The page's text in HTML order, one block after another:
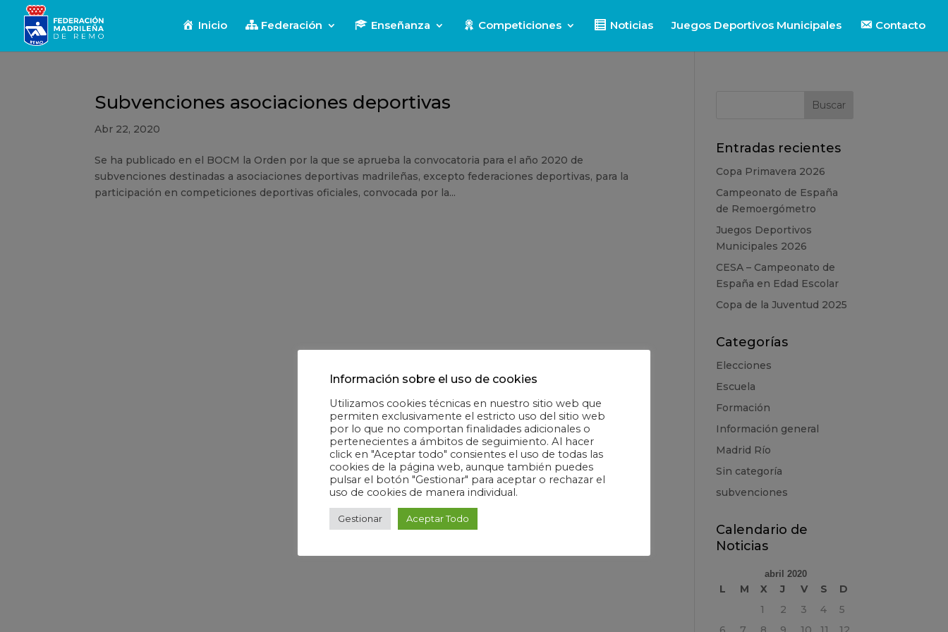
Inicio Federación Enseñanza Competiciones Noticias Juegos Deportivos Municipales Contacto
Subvenciones asociaciones deportivas
Abr 22, 2020
Se ha publicado en el BOCM la Orden por la que se aprueba la convocatoria para el año 2020 de
subvenciones destinadas a asociaciones deportivas madrileñas, excepto federaciones deportivas, para la
participación en competiciones deportivas oficiales, convocada por la...
Entradas recientes
Copa Primavera 2026
Campeonato de España
de Remoergómetro
Juegos Deportivos
Municipales 2026
CESA – Campeonato de
España en Edad Escolar
Copa de la Juventud 2025
Categorías
Elecciones
Escuela
Formación
Información general
Madrid Río
Sin categoría
subvenciones
Calendario de
Noticias
abril 2020
L M X J V S
D
1
2 3 4
5
Información sobre el uso de cookies
Utilizamos cookies técnicas en nuestro sitio web que
permiten exclusivamente el estricto uso del sitio web
por lo que no comportan finalidades adicionales o
pertenecientes a ámbitos de seguimiento. Al hacer
click en "Aceptar todo" consientes el uso de todas las
cookies de la página web, aunque también puedes
pulsar el botón "Gestionar" para aceptar o rechazar el
uso de cookies de manera individual.
Gestionar Aceptar Todo